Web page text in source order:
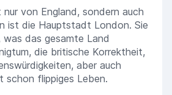
von England, sondern auch
ist die Hauptstadt London. Sie
das gesamte Land
die britische Korrektheit,
aber auch
schon flippiges Leben.